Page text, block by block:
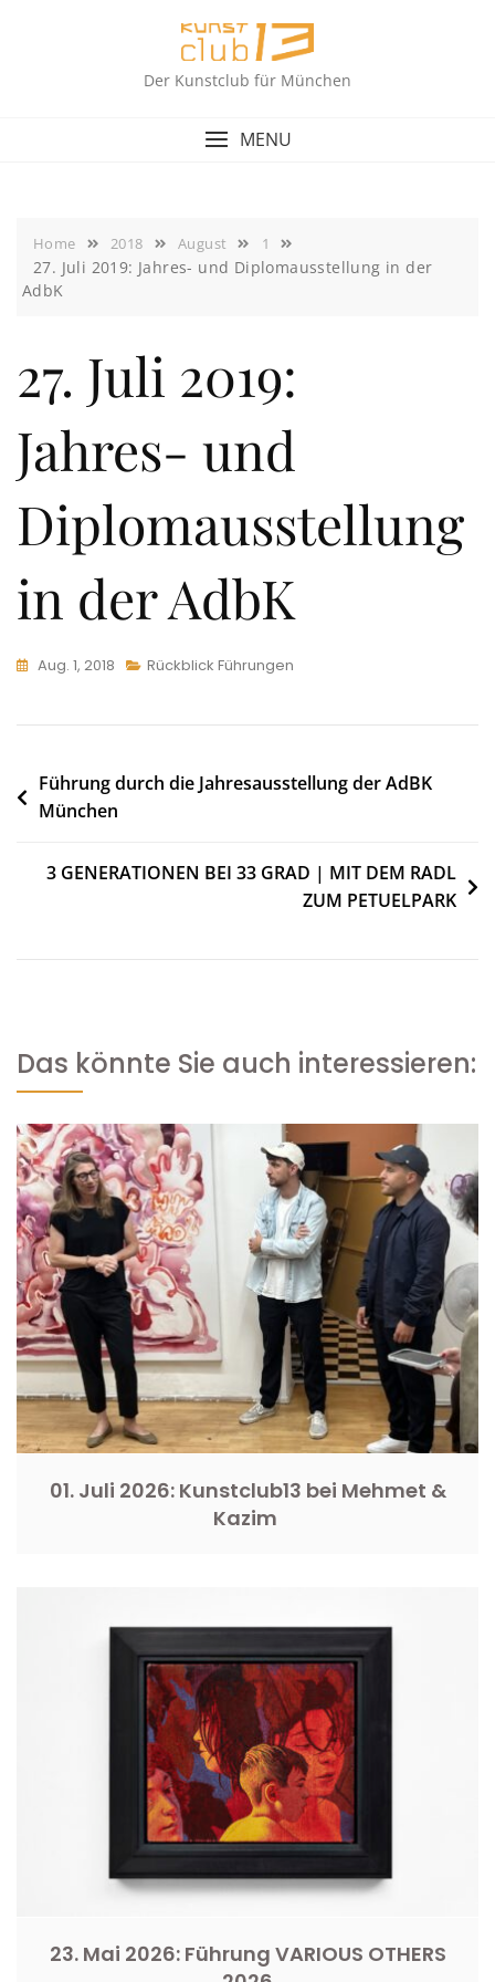
Der Kunstclub für München
MENU
Home 2018 August 1
27. Juli 2019: Jahres- und Diplomausstellung in der
AdbK
27. Juli 2019:
Jahres- und
Diplomausstellung
in der AdbK
Aug. 1, 2018 Rückblick Führungen
Beitragsnavigation
Führung durch die Jahresausstellung der AdBK
München
3 GENERATIONEN BEI 33 GRAD | MIT DEM RADL
ZUM PETUELPARK
Das könnte Sie auch interessieren:
01. Juli 2026: Kunstclub13 bei Mehmet &
Kazim
23. Mai 2026: Führung VARIOUS OTHERS